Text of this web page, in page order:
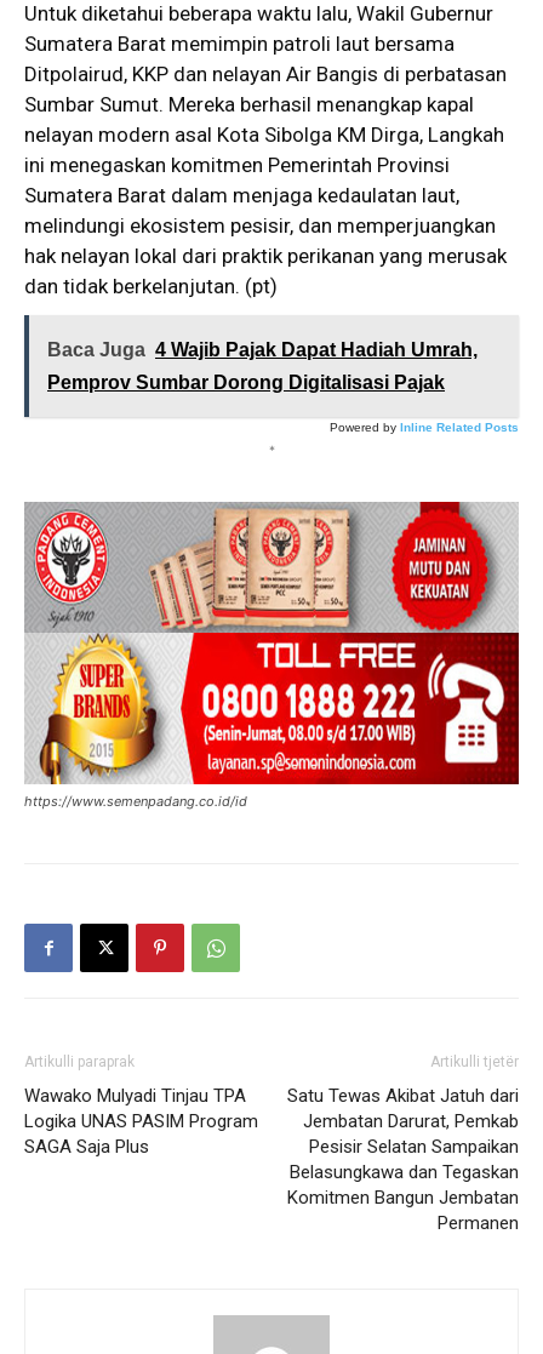
Untuk diketahui beberapa waktu lalu, Wakil Gubernur
Sumatera Barat memimpin patroli laut bersama
Ditpolairud, KKP dan nelayan Air Bangis di perbatasan
Sumbar Sumut. Mereka berhasil menangkap kapal
nelayan modern asal Kota Sibolga KM Dirga, Langkah
ini menegaskan komitmen Pemerintah Provinsi
Sumatera Barat dalam menjaga kedaulatan laut,
melindungi ekosistem pesisir, dan memperjuangkan
hak nelayan lokal dari praktik perikanan yang merusak
dan tidak berkelanjutan. (pt)
Baca Juga 4 Wajib Pajak Dapat Hadiah Umrah,
Pemprov Sumbar Dorong Digitalisasi Pajak
Powered by Inline Related Posts
*
https://www.semenpadang.co.id/id
Artikulli paraprak
Wawako Mulyadi Tinjau TPA
Logika UNAS PASIM Program
SAGA Saja Plus
Artikulli tjetër
Satu Tewas Akibat Jatuh dari
Jembatan Darurat, Pemkab
Pesisir Selatan Sampaikan
Belasungkawa dan Tegaskan
Komitmen Bangun Jembatan
Permanen